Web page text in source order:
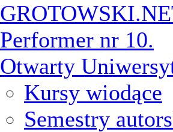
Performer nr 10.
Otwarty
Kursy wiodące
Semestry